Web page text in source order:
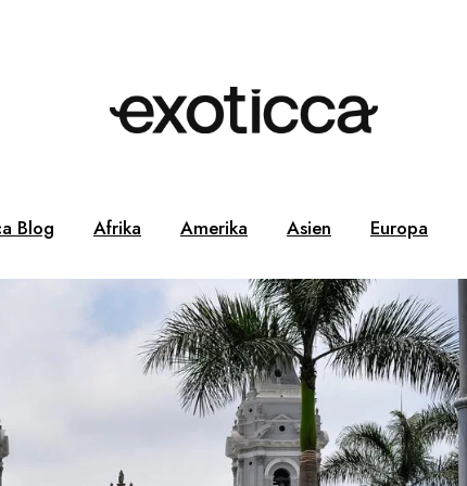
Blog Afrika Amerika Asien Europa